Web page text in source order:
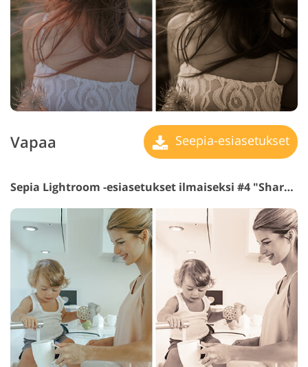
Vapaa Seepia-esiasetukset
Sepia Lightroom -esiasetukset ilmaiseksi #4 "Sharpening"